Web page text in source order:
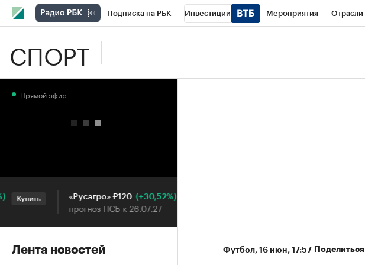
Подписка на РБК Инвестиции Мероприятия Отрасли
СПОРТ
Футбол⁠, 16 июн, 17:57 Поделиться
Прямой эфир
Купить «Русагро» ₽120 (+30,52%)
прогноз ПСБ к 26.07.27
Купить
Лента новостей